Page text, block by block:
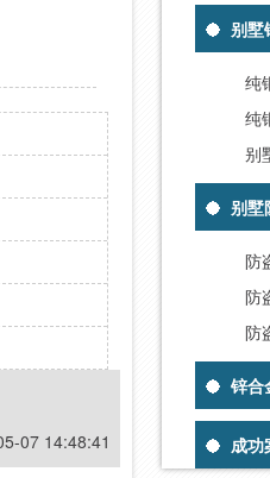
07 14:48:41
别墅
纯
纯
别
别墅
防
防
防
锌合
成功